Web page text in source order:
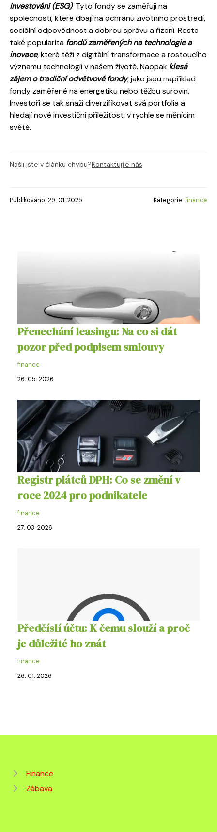
investování (ESG). Tyto fondy se zaměřují na
společnosti, které dbají na ochranu životního prostředí,
sociální odpovědnost a dobrou správu a řízení. Roste
také popularita fondů zaměřených na technologie a
inovace, které těží z digitální transformace a rostoucího
významu technologií v našem životě. Naopak klesá
zájem o tradiční odvětvové fondy, jako jsou například
fondy zaměřené na energetiku nebo těžbu surovin.
Investoři se tak snaží diverzifikovat svá portfolia a
hledají nové investiční příležitosti v rychle se měnícím
světě.
Našli jste v článku chybu?Kontaktujte nás
Publikováno: 29. 01. 2025 Kategorie:finance
Přenechání leasingu: Na co si dát
pozor před podpisem smlouvy
finance
26. 05. 2026
Registr plátců DPH: Co se změní v
roce 2024 pro podnikatele
finance
27. 03. 2026
Předčíslí účtu: K čemu slouží a proč
je důležité ho znát
finance
26. 01. 2026
Finance
Zábava